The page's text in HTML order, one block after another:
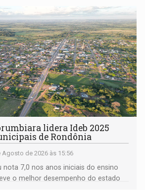
lidera Ideb 2025
de Rondônia
Agosto de 2026 às 15:56
nota 7,0 nos anos iniciais do ensino
o melhor desempenho do estado